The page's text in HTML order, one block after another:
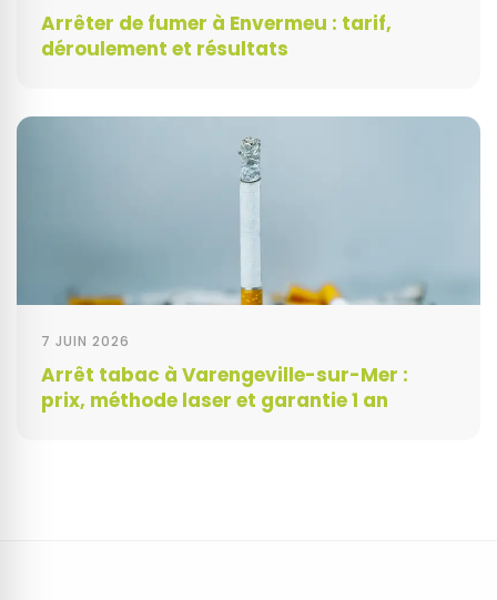
Arrêter de fumer à Envermeu : tarif,
déroulement et résultats
7 JUIN 2026
Arrêt tabac à Varengeville-sur-Mer :
prix, méthode laser et garantie 1 an